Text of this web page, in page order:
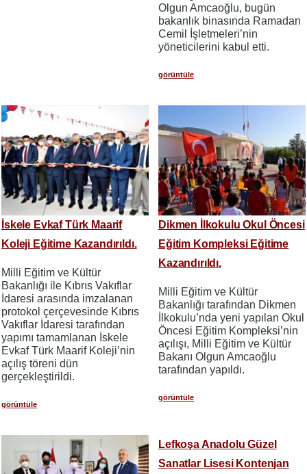
Olgun Amcaoğlu, bugün
bakanlık binasında Ramadan
Cemil İşletmeleri’nin
yöneticilerini kabul etti.
görüntüle
İskele Evkaf Türk Maarif
Koleji Eğitime Kazandırıldı.
Milli Eğitim ve Kültür
Bakanlığı ile Kıbrıs Vakıflar
İdaresi arasında imzalanan
protokol çerçevesinde Kıbrıs
Vakıflar İdaresi tarafından
yapımı tamamlanan İskele
Evkaf Türk Maarif Koleji’nin
açılış töreni dün
gerçekleştirildi.
görüntüle
Dikmen İlkokulu Okul Öncesi
Eğitim Kompleksi Eğitime
Kazandırıldı.
Milli Eğitim ve Kültür
Bakanlığı tarafından Dikmen
İlkokulu’nda yeni yapılan Okul
Öncesi Eğitim Kompleksi’nin
açılışı, Milli Eğitim ve Kültür
Bakanı Olgun Amcaoğlu
tarafından yapıldı.
görüntüle
Lefkoşa Anadolu Güzel
Sanatlar Lisesi Kontenjan